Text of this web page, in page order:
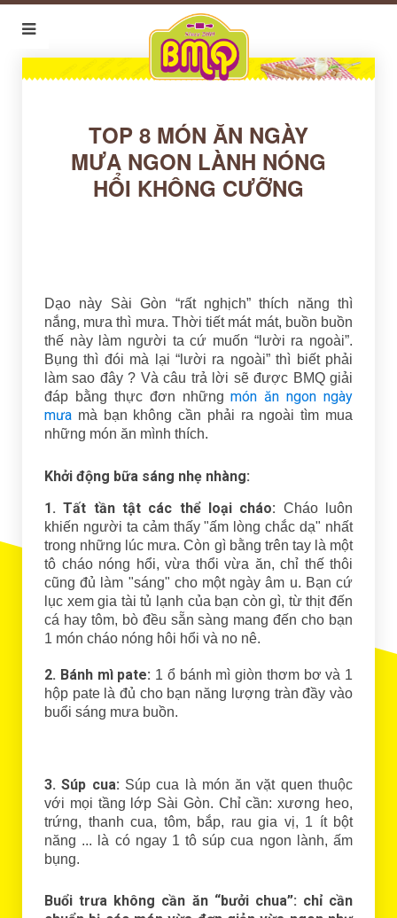
TOP 8 MÓN ĂN NGÀY
MƯA NGON LÀNH NÓNG
HỔI KHÔNG CƯỠNG
Dạo này Sài Gòn “rất nghịch” thích năng thì
nắng, mưa thì mưa. Thời tiết mát mát, buồn buồn
thế này làm người ta cứ muốn “lười ra ngoài”.
Bụng thì đói mà lại “lười ra ngoài” thì biết phải
làm sao đây ? Và câu trả lời sẽ được BMQ giải
đáp bằng thực đơn nhữngmón ăn ngon ngày
mưa mà bạn không cần phải ra ngoài tìm mua
những món ăn mình thích.
Khởi động bữa sáng nhẹ nhàng:
1. Tất tần tật các thể loại cháo: Cháo luôn
khiến người ta cảm thấy "ấm lòng chắc dạ" nhất
trong những lúc mưa. Còn gì bằng trên tay là một
tô cháo nóng hổi, vừa thổi vừa ăn, chỉ thế thôi
cũng đủ làm "sáng" cho một ngày âm u. Bạn cứ
lục xem gia tài tủ lạnh của bạn còn gì, từ thịt đến
cá hay tôm, bò đều sẵn sàng mang đến cho bạn
1 món cháo nóng hôi hổi và no nê.
2. Bánh mì pate: 1 ổ bánh mì giòn thơm bơ và 1
hộp pate là đủ cho bạn năng lượng tràn đầy vào
buổi sáng mưa buồn.
3. Súp cua: Súp cua là món ăn vặt quen thuộc
với mọi tầng lớp Sài Gòn. Chỉ cần: xương heo,
trứng, thanh cua, tôm, bắp, rau gia vị, 1 ít bột
năng ... là có ngay 1 tô súp cua ngon lành, ấm
bụng.
Buổi trưa không cần ăn “bưởi chua”: chỉ cần